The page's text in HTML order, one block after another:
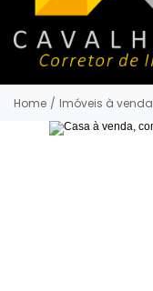
Home / Imóveis à venda